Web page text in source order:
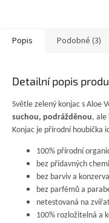
Popis Podobné (3)
Detailní popis
Světle zelený konjac s Aloe
suchou, podrážděnou, ale
Konjac je přírodní houbička
100% přírodní
bez přídavných
bez barviv a
bez parfémů a
netestovaná na
100% rozložitelná a